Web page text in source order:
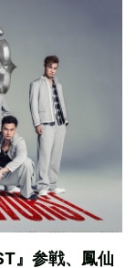
』参戦、鳳仙